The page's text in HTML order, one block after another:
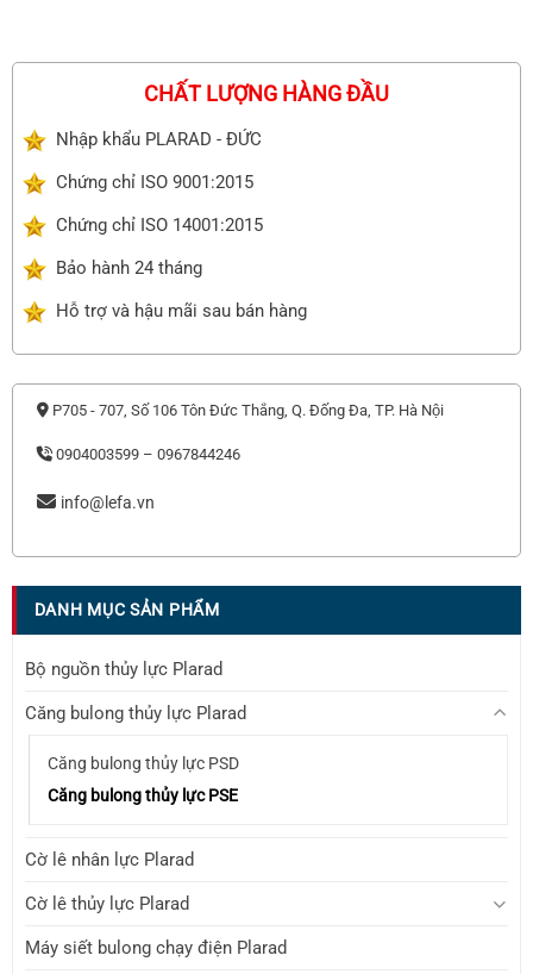
CHẤT LƯỢNG HÀNG ĐẦU
Nhập khẩu PLARAD - ĐỨC
Chứng chỉ ISO 9001:2015
Chứng chỉ ISO 14001:2015
Bảo hành 24 tháng
Hỗ trợ và hậu mãi sau bán hàng
P705 - 707, Số 106 Tôn Đức Thắng, Q. Đống Đa, TP. Hà Nội
0904003599 – 0967844246
info@lefa.vn
DANH MỤC SẢN PHẨM
Bộ nguồn thủy lực Plarad
Căng bulong thủy lực Plarad
Căng bulong thủy lực PSD
Căng bulong thủy lực PSE
Cờ lê nhân lực Plarad
Cờ lê thủy lực Plarad
Máy siết bulong chạy điện Plarad